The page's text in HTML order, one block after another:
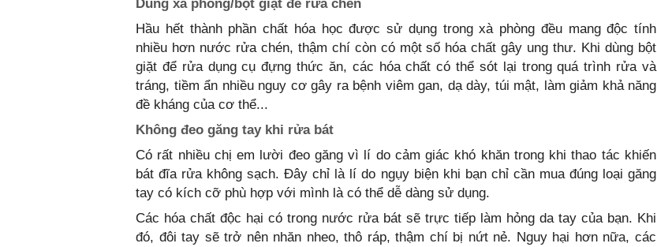
Dùng xà phòng/bột giặt để rửa chén
Hầu hết thành phần chất hóa học được sử dụng trong xà phòng đều mang độc tính
nhiều hơn nước rửa chén, thậm chí còn có một số hóa chất gây ung thư. Khi dùng bột
giặt để rửa dụng cụ đựng thức ăn, các hóa chất có thể sót lại trong quá trình rửa và
tráng, tiềm ẩn nhiều nguy cơ gây ra bệnh viêm gan, dạ dày, túi mật, làm giảm khả năng
đề kháng của cơ thể...
Không đeo găng tay khi rửa bát
Có rất nhiều chị em lười đeo găng vì lí do cảm giác khó khăn trong khi thao tác khiến
bát đĩa rửa không sạch. Đây chỉ là lí do ngụy biện khi bạn chỉ cần mua đúng loại găng
tay có kích cỡ phù hợp với mình là có thể dễ dàng sử dụng.
Các hóa chất độc hại có trong nước rửa bát sẽ trực tiếp làm hỏng da tay của bạn. Khi
đó, đôi tay sẽ trở nên nhăn nheo, thô ráp, thậm chí bị nứt nẻ. Nguy hại hơn nữa, các